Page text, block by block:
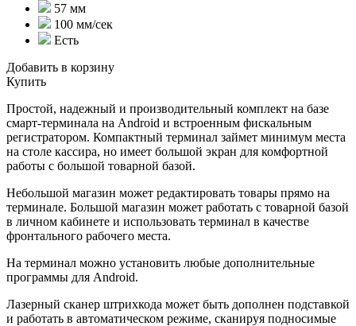
57 мм
100 мм/сек
Есть
Добавить в корзину
Купить
Простой, надежный и производительный комплект на базе
смарт-терминала на Android и встроенным фискальным
регистратором. Компактный терминал займет минимум места
на столе кассира, но имеет большой экран для комфортной
работы с большой товарной базой.
Небольшой магазин может редактировать товары прямо на
терминале. Большой магазин может работать с товарной базой
в личном кабинете и использовать терминал в качестве
фронтального рабочего места.
На терминал можно установить любые дополнительные
программы для Android.
Лазерный сканер штрихкода может быть дополнен подставкой
и работать в автоматическом режиме, сканируя подносимые